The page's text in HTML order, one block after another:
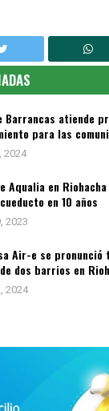
Barrancas atiende
para las
2024
Aqualia en
en 10 años
2023
Air-e se
dos barrios en
2024